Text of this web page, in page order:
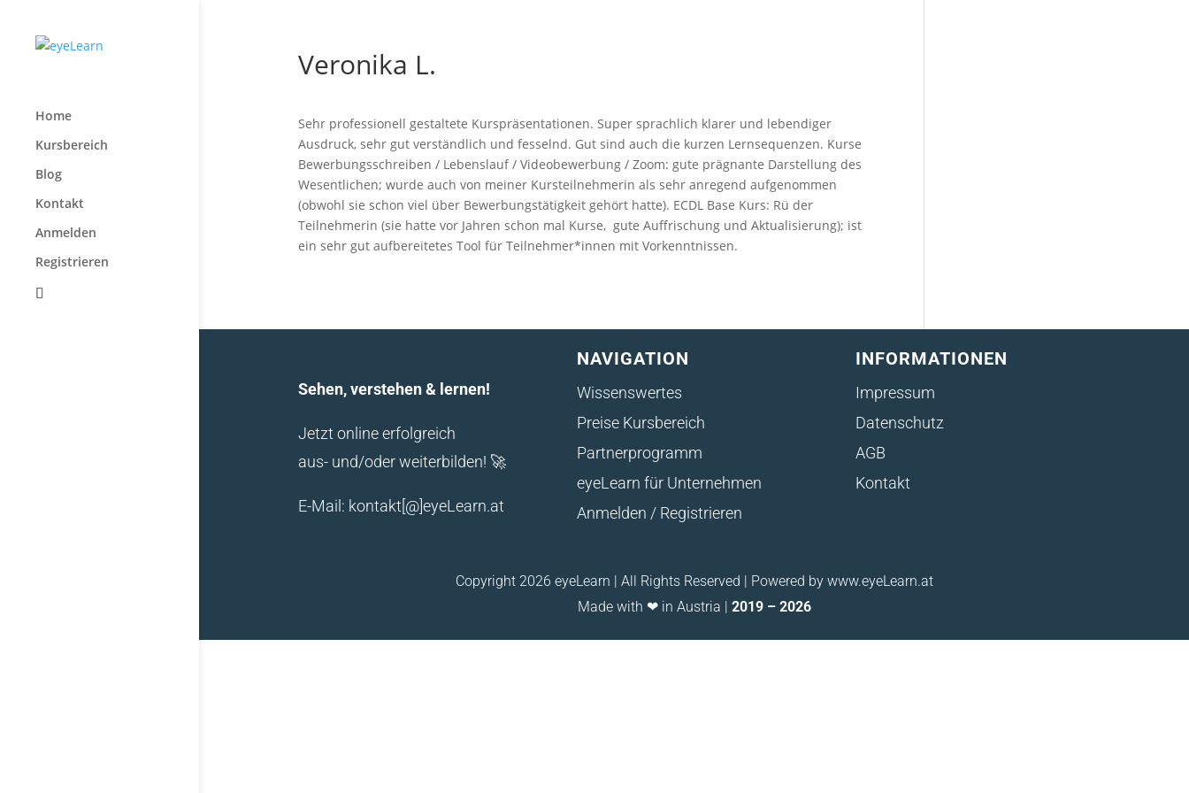
Home
Kursbereich
Blog
Kontakt
Anmelden
Registrieren
Veronika L.
Sehr professionell gestaltete Kurspräsentationen. Super sprachlich klarer und lebendiger
Ausdruck, sehr gut verständlich und fesselnd. Gut sind auch die kurzen Lernsequenzen. Kurse
Bewerbungsschreiben / Lebenslauf / Videobewerbung / Zoom: gute prägnante Darstellung des
Wesentlichen; wurde auch von meiner Kursteilnehmerin als sehr anregend aufgenommen
(obwohl sie schon viel über Bewerbungstätigkeit gehört hatte). ECDL Base Kurs: Rü der
Teilnehmerin (sie hatte vor Jahren schon mal Kurse, gute Auffrischung und Aktualisierung); ist
ein sehr gut aufbereitetes Tool für Teilnehmer*innen mit Vorkenntnissen.
Sehen, verstehen & lernen!
Jetzt online erfolgreich
aus- und/oder weiterbilden! 🚀
E-Mail: kontakt[@]eyeLearn.at
NAVIGATION
Wissenswertes
Preise Kursbereich
Partnerprogramm
eyeLearn für Unternehmen
Anmelden / Registrieren
INFORMATIONEN
Impressum
Datenschutz
AGB
Kontakt
Copyright 2026 eyeLearn | All Rights Reserved | Powered by www.eyeLearn.at
Made with ❤ in Austria | 2019 – 2026